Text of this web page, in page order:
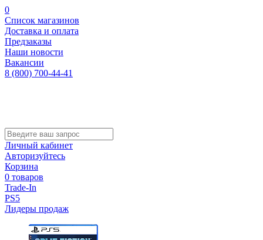
0
Список магазинов
Доставка и оплата
Предзаказы
Наши новости
Вакансии
8 (800) 700-44-41
Личный кабинет
Авторизуйтесь
Корзина
0 товаров
Trade-In
PS5
Лидеры продаж